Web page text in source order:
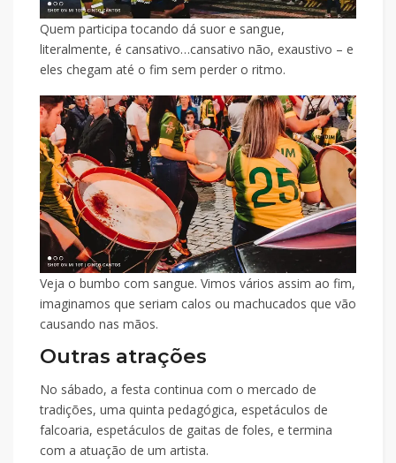
Quem participa tocando dá suor e sangue,
literalmente, é cansativo…cansativo não, exaustivo – e
eles chegam até o fim sem perder o ritmo.
Veja o bumbo com sangue. Vimos vários assim ao fim,
imaginamos que seriam calos ou machucados que vão
causando nas mãos.
Outras atrações
No sábado, a festa continua com o mercado de
tradições, uma quinta pedagógica, espetáculos de
falcoaria, espetáculos de gaitas de foles, e termina
com a atuação de um artista.